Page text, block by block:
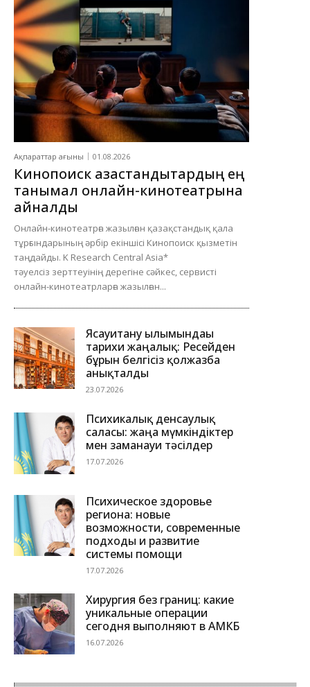
Ақпараттар ағыны 01.08.2026
Кинопоиск қазақстандықтардың ең
танымал онлайн-кинотеатрына
айналды
Онлайн-кинотеатрға жазылған қазақстандық қала
тұрғындарының әрбір екіншісі Кинопоиск қызметін
таңдайды. K Research Central Asia*
тәуелсіз зерттеуінің дерегіне сәйкес, сервисті
онлайн-кинотеатрларға жазылған...
Ясауитану ғылымындағы
тарихи жаңалық: Ресейден
бұрын белгісіз қолжазба
анықталды
23.07.2026
Психикалық денсаулық
саласы: жаңа мүмкіндіктер
мен заманауи тәсілдер
17.07.2026
Психическое здоровье
региона: новые
возможности, современные
подходы и развитие
системы помощи
17.07.2026
Хирургия без границ: какие
уникальные операции
сегодня выполняют в АМКБ
16.07.2026